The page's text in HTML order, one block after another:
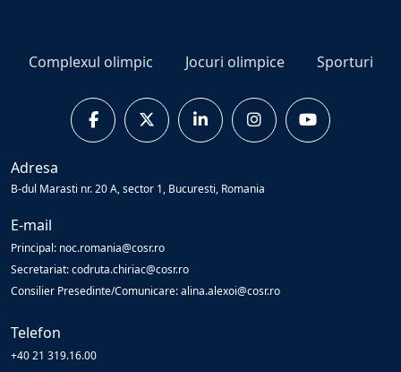
Complexul olimpic Jocuri olimpice Sporturi
Adresa
B-dul Marasti nr. 20 A, sector 1, Bucuresti, Romania
E-mail
Principal: noc.romania@cosr.ro
Secretariat: codruta.chiriac@cosr.ro
Consilier Presedinte/Comunicare: alina.alexoi@cosr.ro
Telefon
+40 21 319.16.00